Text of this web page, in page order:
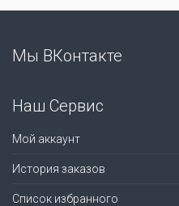
Мы ВКонтакте
Наш Сервис
Мой аккаунт
История заказов
Список избранного